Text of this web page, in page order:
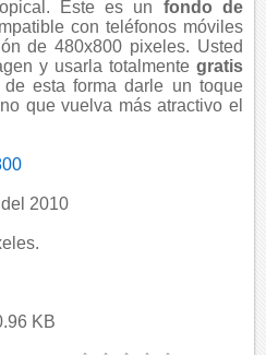
Este es un fondo de
con teléfonos móviles
de 480x800 pixeles. Usted
y usarla totalmente gratis
esta forma darle un toque
que vuelva más atractivo el
2010
KB